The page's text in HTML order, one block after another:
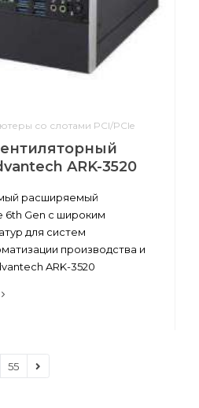
со слотами PCI/PCIe
ARK-3520
расширяемый
6th Gen с широким
для систем
производства и
ARK-3520
55